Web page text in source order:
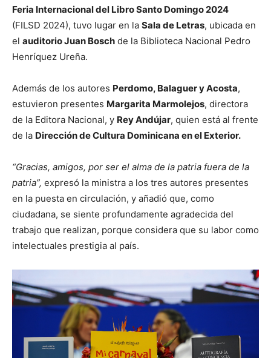
Feria Internacional del Libro Santo Domingo 2024
(FILSD 2024), tuvo lugar en la Sala de Letras, ubicada en
el auditorio Juan Bosch de la Biblioteca Nacional Pedro
Henríquez Ureña.
Además de los autores Perdomo, Balaguer y Acosta,
estuvieron presentes Margarita Marmolejos, directora
de la Editora Nacional, y Rey Andújar, quien está al frente
de la Dirección de Cultura Dominicana en el Exterior.
“Gracias, amigos, por ser el alma de la patria fuera de la
patria”, expresó la ministra a los tres autores presentes
en la puesta en circulación, y añadió que, como
ciudadana, se siente profundamente agradecida del
trabajo que realizan, porque considera que su labor como
intelectuales prestigia al país.